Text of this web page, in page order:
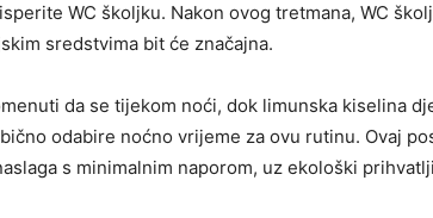
WC školjku. Nakon ovog tretmana, WC
sredstvima bit će značajna.
da se tijekom noći, dok limunska kiselina
odabire noćno vrijeme za ovu rutinu. Ovaj
s minimalnim naporom, uz ekološki